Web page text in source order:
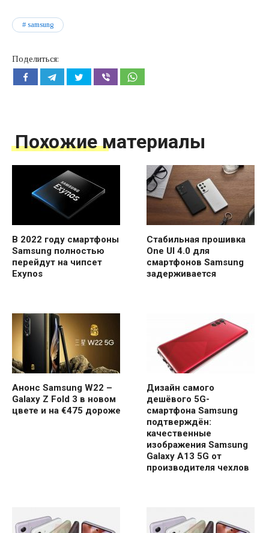
samsung
Поделиться:
Похожие материалы
В 2022 году смартфоны
Samsung полностью
перейдут на чипсет
Exynos
Стабильная прошивка
One UI 4.0 для
смартфонов Samsung
задерживается
Анонс Samsung W22 –
Galaxy Z Fold 3 в новом
цвете и на €475 дороже
Дизайн самого
дешёвого 5G-
смартфона Samsung
подтверждён:
качественные
изображения Samsung
Galaxy A13 5G от
производителя чехлов